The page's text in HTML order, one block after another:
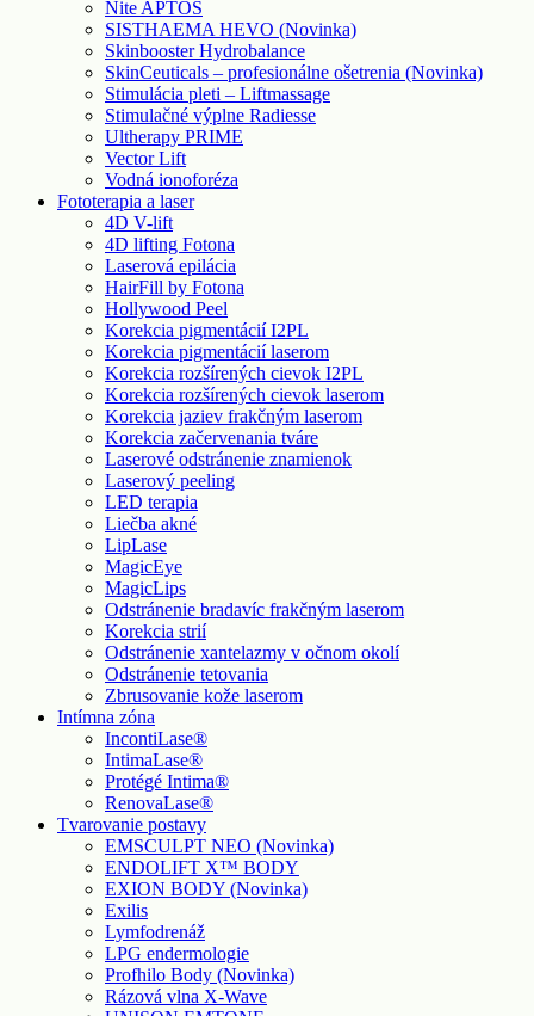
Nite APTOS
SISTHAEMA HEVO (Novinka)
Skinbooster Hydrobalance
SkinCeuticals – profesionálne ošetrenia (Novinka)
Stimulácia pleti – Liftmassage
Stimulačné výplne Radiesse
Ultherapy PRIME
Vector Lift
Vodná ionoforéza
Fototerapia a laser
4D V-lift
4D lifting Fotona
Laserová epilácia
HairFill by Fotona
Hollywood Peel
Korekcia pigmentácií I2PL
Korekcia pigmentácií laserom
Korekcia rozšírených cievok I2PL
Korekcia rozšírených cievok laserom
Korekcia jaziev frakčným laserom
Korekcia začervenania tváre
Laserové odstránenie znamienok
Laserový peeling
LED terapia
Liečba akné
LipLase
MagicEye
MagicLips
Odstránenie bradavíc frakčným laserom
Korekcia strií
Odstránenie xantelazmy v očnom okolí
Odstránenie tetovania
Zbrusovanie kože laserom
Intímna zóna
IncontiLase®
IntimaLase®
Protégé Intima®
RenovaLase®
Tvarovanie postavy
EMSCULPT NEO (Novinka)
ENDOLIFT X™ BODY
EXION BODY (Novinka)
Exilis
Lymfodrenáž
LPG endermologie
Profhilo Body (Novinka)
Rázová vlna X-Wave